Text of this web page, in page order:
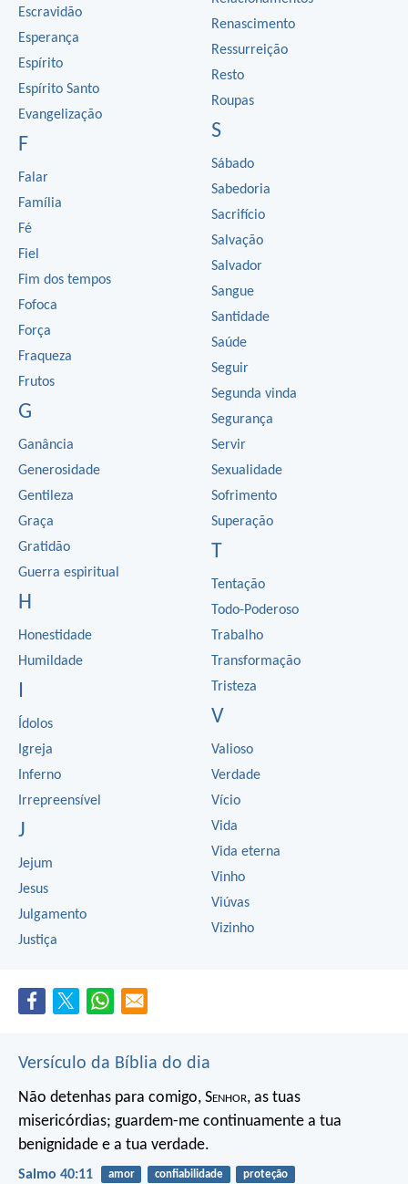
Escravidão
Esperança
Espírito
Espírito Santo
Evangelização
F
Falar
Família
Fé
Fiel
Fim dos tempos
Fofoca
Força
Fraqueza
Frutos
G
Ganância
Generosidade
Gentileza
Graça
Gratidão
Guerra espiritual
H
Honestidade
Humildade
I
Ídolos
Igreja
Inferno
Irrepreensível
J
Jejum
Jesus
Julgamento
Justiça
Renascimento
Ressurreição
Resto
Roupas
S
Sábado
Sabedoria
Sacrifício
Salvação
Salvador
Sangue
Santidade
Saúde
Seguir
Segunda vinda
Segurança
Servir
Sexualidade
Sofrimento
Superação
T
Tentação
Todo-Poderoso
Trabalho
Transformação
Tristeza
V
Valioso
Verdade
Vício
Vida
Vida eterna
Vinho
Viúvas
Vizinho
Versículo da Bíblia do dia
Não detenhas para comigo, Senhor, as tuas
misericórdias; guardem-me continuamente a tua
benignidade e a tua verdade.
Salmo 40:11 amor confiabilidade proteção